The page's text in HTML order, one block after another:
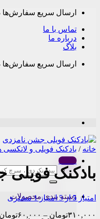
Skip
content
ارسال سریع سفارش‌ها
تماس با ما
درباره ما
بلاگ
ارسال سریع سفارش‌ها
Menu
جستجو
برای:
دسته بندی محصولات
خانه / بادکنک فویلی و لاتکسی
بادکنک
امتیاز 5از 5 امتیاز 1مشتری
۳۱۰,۰۰۰تومان – ۶۰,۰۰۰تومان